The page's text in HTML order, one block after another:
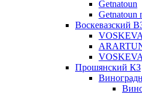
Getnatoun
Getnatoun
Воскевазский
Прошянский КЗ